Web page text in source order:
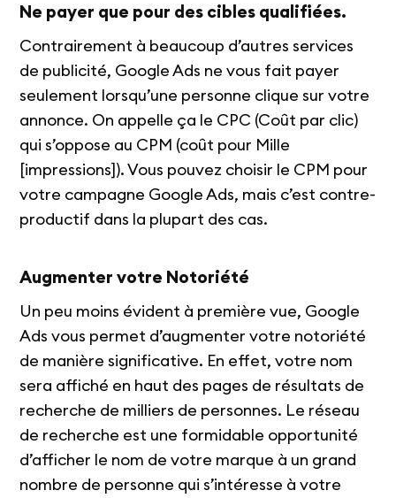
Ne payer que pour des cibles qualifiées.
Contrairement à beaucoup d’autres services
de publicité, Google Ads ne vous fait payer
seulement lorsqu’une personne clique sur votre
annonce. On appelle ça le CPC (Coût par clic)
qui s’oppose au CPM (coût pour Mille
[impressions]). Vous pouvez choisir le CPM pour
votre campagne Google Ads, mais c’est contre-
productif dans la plupart des cas.
Augmenter votre Notoriété
Un peu moins évident à première vue, Google
Ads vous permet d’augmenter votre notoriété
de manière significative. En effet, votre nom
sera affiché en haut des pages de résultats de
recherche de milliers de personnes. Le réseau
de recherche est une formidable opportunité
d’afficher le nom de votre marque à un grand
nombre de personne qui s’intéresse à votre